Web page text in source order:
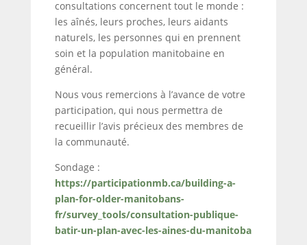
consultations concernent tout le monde :
les aînés, leurs proches, leurs aidants
naturels, les personnes qui en prennent
soin et la population manitobaine en
général.
Nous vous remercions à l’avance de votre
participation, qui nous permettra de
recueillir l’avis précieux des membres de
la communauté.
Sondage :
https://participationmb.ca/building-a-
plan-for-older-manitobans-
fr/survey_tools/consultation-publique-
batir-un-plan-avec-les-aines-du-manitoba